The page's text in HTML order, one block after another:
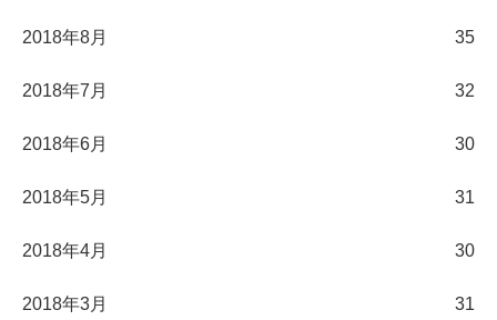
2018年8月 35
2018年7月 32
2018年6月 30
2018年5月 31
2018年4月 30
2018年3月 31